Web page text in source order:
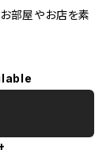
部屋やお店を素